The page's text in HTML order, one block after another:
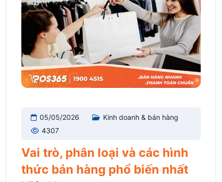
05/05/2026
Kinh doanh & bán hàng
4307
Vai trò, phân loại và các hình
thức bán hàng phổ biến nhất